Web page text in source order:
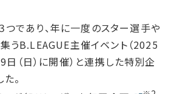
イナンス
照表
つであり、年に一度のスター選手や
うB.LEAGUE主催イベント（2025
日（日）に開催）と連携した特別企
。